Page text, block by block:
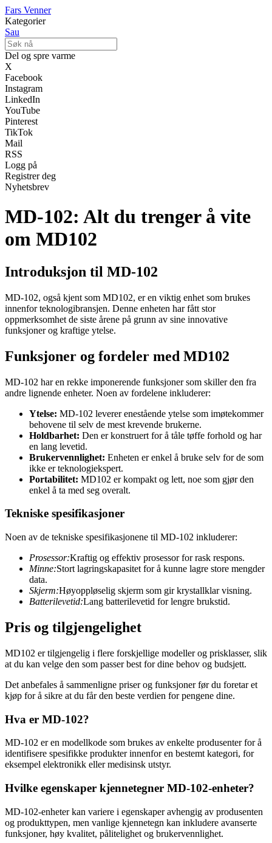
Fars Venner
Kategorier
Sau
Del og spre varme
X
Facebook
Instagram
LinkedIn
YouTube
Pinterest
TikTok
Mail
RSS
Logg på
Registrer deg
Nyhetsbrev
MD-102: Alt du trenger å vite
om MD102
Introduksjon til MD-102
MD-102, også kjent som MD102, er en viktig enhet som brukes
innenfor teknologibransjen. Denne enheten har fått stor
oppmerksomhet de siste årene på grunn av sine innovative
funksjoner og kraftige ytelse.
Funksjoner og fordeler med MD102
MD-102 har en rekke imponerende funksjoner som skiller den fra
andre lignende enheter. Noen av fordelene inkluderer:
Ytelse: MD-102 leverer enestående ytelse som imøtekommer
behovene til selv de mest krevende brukerne.
Holdbarhet: Den er konstruert for å tåle tøffe forhold og har
en lang levetid.
Brukervennlighet: Enheten er enkel å bruke selv for de som
ikke er teknologiekspert.
Portabilitet: MD102 er kompakt og lett, noe som gjør den
enkel å ta med seg overalt.
Tekniske spesifikasjoner
Noen av de tekniske spesifikasjonene til MD-102 inkluderer:
Prosessor:Kraftig og effektiv prosessor for rask respons.
Minne:Stort lagringskapasitet for å kunne lagre store mengder
data.
Skjerm:Høyoppløselig skjerm som gir krystallklar visning.
Batterilevetid:Lang batterilevetid for lengre brukstid.
Pris og tilgjengelighet
MD102 er tilgjengelig i flere forskjellige modeller og prisklasser, slik
at du kan velge den som passer best for dine behov og budsjett.
Det anbefales å sammenligne priser og funksjoner før du foretar et
kjøp for å sikre at du får den beste verdien for pengene dine.
Hva er MD-102?
MD-102 er en modellkode som brukes av enkelte produsenter for å
identifisere spesifikke produkter innenfor en bestemt kategori, for
eksempel elektronikk eller medisinsk utstyr.
Hvilke egenskaper kjennetegner MD-102-enheter?
MD-102-enheter kan variere i egenskaper avhengig av produsenten
og produkttypen, men vanlige kjennetegn kan inkludere avanserte
funksjoner, høy kvalitet, pålitelighet og brukervennlighet.